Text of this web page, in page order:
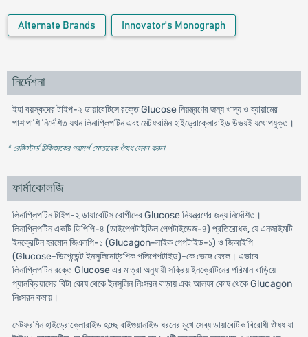
Alternate Brands Innovator's Monograph
নির্দেশনা
ইহা বয়স্কদের টাইপ-২ ডায়াবেটিসে রক্তে Glucose নিয়ন্ত্রণের জন্য খাদ্য ও ব্যায়ামের
পাশাপাশি নির্দেশিত যখন লিনাগ্লিপটিন এবং মেটফরমিন হাইড্রোক্লোরাইড উভয়ই যথোপযুক্ত।
* রেজিস্টার্ড চিকিৎসকের পরামর্শ মোতাবেক ঔষধ সেবন করুন'
ফার্মাকোলজি
লিনাগ্লিপটিন টাইপ-২ ডায়াবেটিস রোগীদের Glucose নিয়ন্ত্রণের জন্য নির্দেশিত।
লিনাগ্লিপটিন একটি ডিপিপি-৪ (ডাইপেপটাইডিল পেপটাইডেজ-৪) প্রতিরোধক, যে এনজাইমটি
ইনক্রেটিন হরমোন জিএলপি-১ (Glucagon-লাইক পেপটাইড-১) ও জিআইপি
(Glucose-ডিপেন্ডেন্ট ইনসুলিনোট্রপিক পলিপেপটাইড)-কে ভেঙ্গে ফেলে। এভাবে
লিনাগ্লিপটিন রক্তে Glucose এর মাত্রা অনুযায়ী সক্রিয় ইনক্রেটিনের পরিমান বাড়িয়ে
প্যানক্রিয়াসের বিটা কোষ থেকে ইনসুলিন নিঃসরন বাড়ায় এবং আলফা কোষ থেকে Glucagon
নিঃসরন কমায়।
মেটফরমিন হাইড্রোক্লোরাইড হচ্ছে বাইগুয়ানাইড ধরনের মুখে সেব্য ডায়াবেটিক বিরোধী ঔষধ যা